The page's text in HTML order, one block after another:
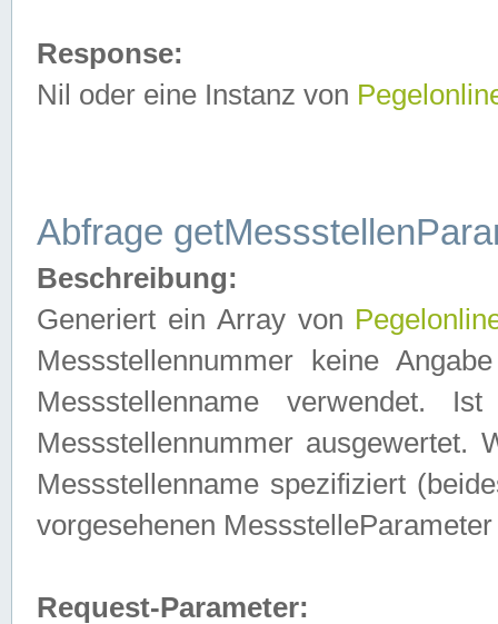
Response:
Nil oder eine Instanz von
Abfrage
Beschreibung:
Generiert ein Array von
Messstellennummer keine
Messstellenname verwendet.
Messstellennummer ausgewertet.
Messstellenname spezifiziert
vorgesehenen
Request-Parameter: